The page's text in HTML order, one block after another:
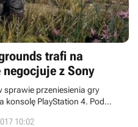
trafi na
z Sony
sprawie przeniesienia gry
konsolę PlayStation 4. Pod
na Xboksa One.
10:02